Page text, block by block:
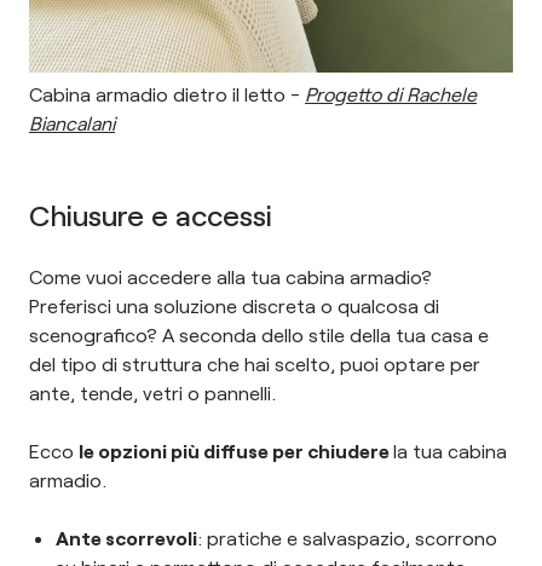
Cabina armadio dietro il letto - Progetto di Rachele
Biancalani
Chiusure e accessi
Come vuoi accedere alla tua cabina armadio?
Preferisci una soluzione discreta o qualcosa di
scenografico? A seconda dello stile della tua casa e
del tipo di struttura che hai scelto, puoi optare per
ante, tende, vetri o pannelli.
Ecco le opzioni più diffuse per chiuderela tua cabina
armadio.
Ante scorrevoli: pratiche e salvaspazio, scorrono